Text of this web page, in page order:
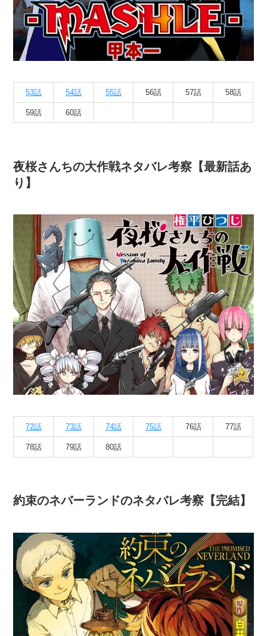
53話 54話 55話 56話 57話 58話
59話 60話
夜桜さんちの大作戦ネタバレ考察【最新話あ
り】
72話 73話 74話 75話 76話 77話
78話 79話 80話
約束のネバーランドのネタバレ考察【完結】